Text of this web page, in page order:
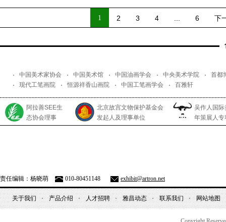
1 2 3 4 6 下
中国美术家协会 中国美术馆 中国油画学会 中央美术学院
首都
现代工笔画院
恒源祥香山画院 中国工笔画学会 百雅轩
阿拉善SEE生
态协会理事
北京故宫文物保护基金会
发起人及理事单位
吴作人国
年策展人专
责任编辑：杨晓萌 010-80451148 exhibit@artron.net
关于我们 产品介绍 人才招聘 雅昌动态 联系我们 网站地图